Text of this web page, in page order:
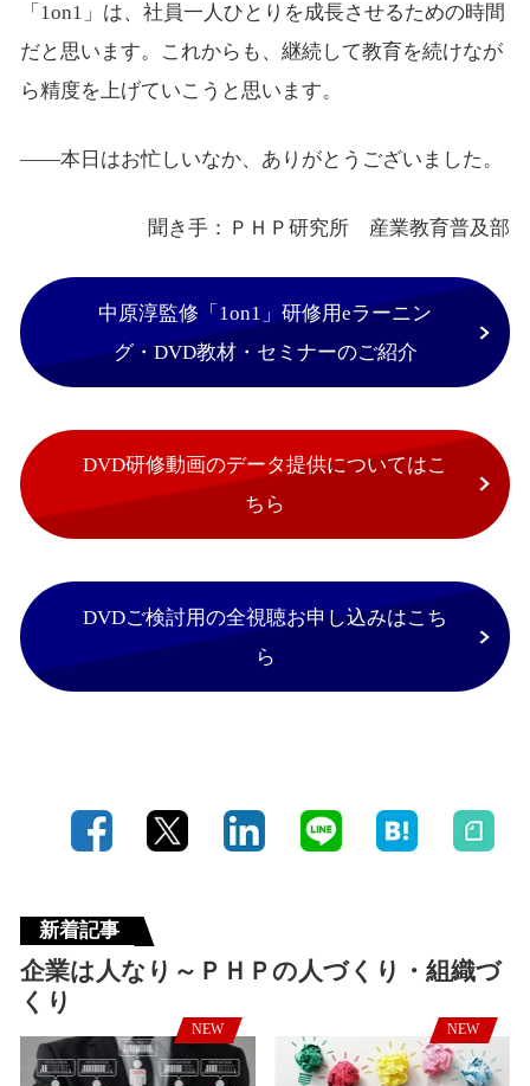
「1on1」は、社員一人ひとりを成長させるための時間
だと思います。これからも、継続して教育を続けなが
ら精度を上げていこうと思います。
――本日はお忙しいなか、ありがとうございました。
聞き手：ＰＨＰ研究所 産業教育普及部
中原淳監修「1on1」研修用eラーニン
グ・DVD教材・セミナーのご紹介
DVD研修動画のデータ提供についてはこ
ちら
DVDご検討用の全視聴お申し込みはこち
ら
新着記事
企業は人なり～ＰＨＰの人づくり・組織づ
くり
NEW NEW